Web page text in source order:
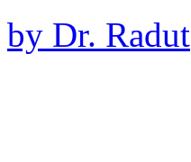
by Dr. Radut